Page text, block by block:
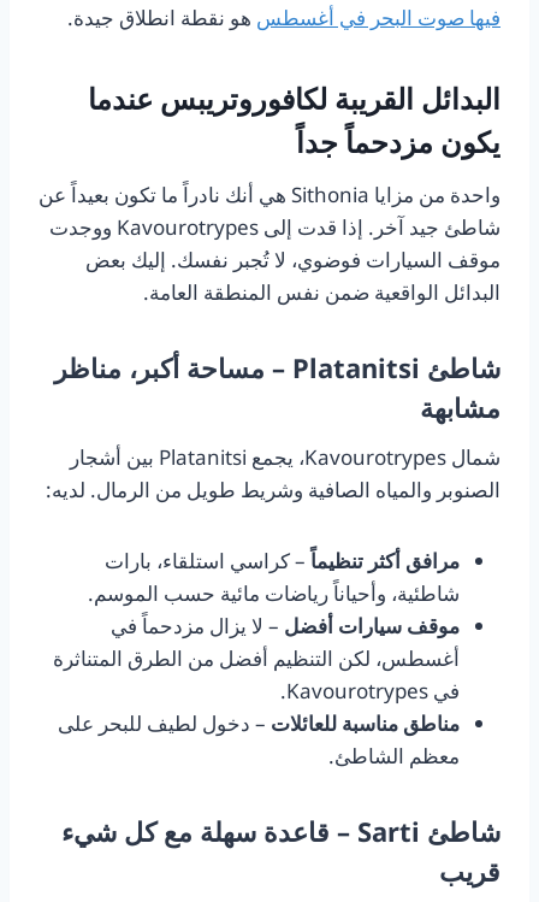
فيها صوت البحر في أغسطس هو نقطة انطلاق جيدة.
البدائل القريبة لكافوروتريبس عندما
يكون مزدحماً جداً
واحدة من مزايا Sithonia هي أنك نادراً ما تكون بعيداً عن
شاطئ جيد آخر. إذا قدت إلى Kavourotrypes ووجدت
موقف السيارات فوضوي، لا تُجبر نفسك. إليك بعض
البدائل الواقعية ضمن نفس المنطقة العامة.
شاطئ Platanitsi – مساحة أكبر، مناظر
مشابهة
شمال Kavourotrypes، يجمع Platanitsi بين أشجار
الصنوبر والمياه الصافية وشريط طويل من الرمال. لديه:
مرافق أكثر تنظيماً– كراسي استلقاء، بارات
شاطئية، وأحياناً رياضات مائية حسب الموسم.
موقف سيارات أفضل – لا يزال مزدحماً في
أغسطس، لكن التنظيم أفضل من الطرق المتناثرة
في Kavourotrypes.
مناطق مناسبة للعائلات – دخول لطيف للبحر على
معظم الشاطئ.
شاطئ Sarti – قاعدة سهلة مع كل شيء
قريب